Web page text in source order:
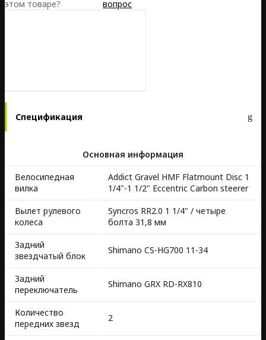
этом товаре?
вопрос
Спецификация
Основная информация
Велосипедная
вилка
Addict Gravel HMF Flatmount Disc 1
1/4"-1 1/2" Eccentric Carbon steerer
Вылет рулевого
колеса
Syncros RR2.0 1 1/4" / четыре
болта 31,8 мм
Задний
звездчатый блок
Shimano CS-HG700 11-34
Задний
переключатель
Shimano GRX RD-RX810
Количество
передних звезд
2